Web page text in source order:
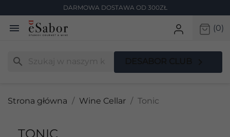
DARMOWA DOSTAWA OD 300ZŁ
 (0)
search
Strona główna Wine Cellar Tonic
TONIC